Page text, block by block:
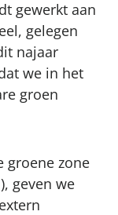
gewerkt aan
gelegen
najaar
we in het
groen
groene zone
geven we